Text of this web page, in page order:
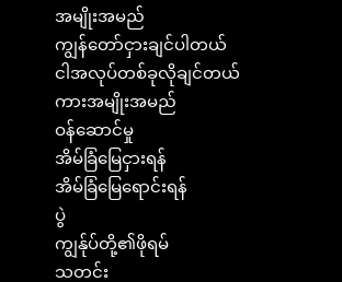
အမျိုးအမည်
ကျွန်တော်ငှားချင်ပါတယ်
ငါအလုပ်တစ်ခုလိုချင်တယ်
ကားအမျိုးအမည်
ဝန်ဆောင်မှု
အိမ်ခြံမြေငှားရန်
အိမ်ခြံမြေရောင်းရန်
ပွဲ
ကျွန်ုပ်တို့၏ဖိုရမ်
သတင်း